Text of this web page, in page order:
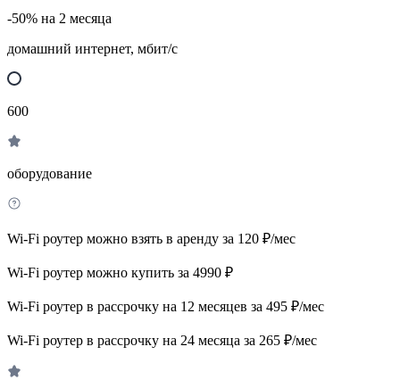
-50% на 2 месяца
домашний интернет, мбит/с
600
оборудование
Wi-Fi роутер можно взять в аренду за 120 ₽/мес
Wi-Fi роутер можно купить за 4990 ₽
Wi-Fi роутер в рассрочку на 12 месяцев за 495 ₽/мес
Wi-Fi роутер в рассрочку на 24 месяца за 265 ₽/мес